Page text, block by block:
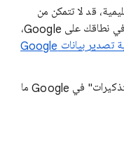
قد لا تتمكن من
تنزيل بعض البيانات. إذا كنت مشرفًا متميّزًا في نطاقك على Google،
كيفية تصدير بيانات Google
قد تتضمن البيانات التي تم تصديرها من "التذكيرات" في Google ما